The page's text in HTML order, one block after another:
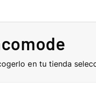
en tu tienda